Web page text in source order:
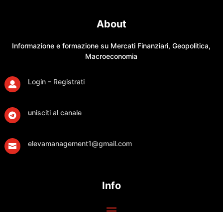
About
Informazione e formazione su Mercati Finanziari, Geopolitica,
Macroeconomia
 Login – Registrati
 unisciti al canale
 elevamanagement1@gmail.com
Info